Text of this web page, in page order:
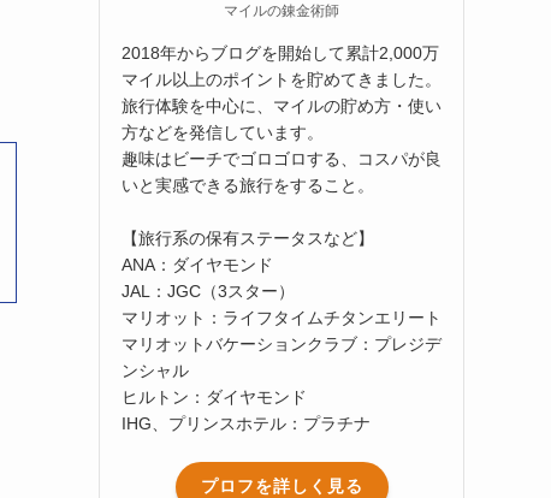
マイルの錬金術師
2018年からブログを開始して累計2,000万
マイル以上のポイントを貯めてきました。
旅行体験を中心に、マイルの貯め方・使い
方などを発信しています。
趣味はビーチでゴロゴロする、コスパが良
いと実感できる旅行をすること。
【旅行系の保有ステータスなど】
ANA：ダイヤモンド
JAL：JGC（3スター）
マリオット：ライフタイムチタンエリート
マリオットバケーションクラブ：プレジデ
ンシャル
ヒルトン：ダイヤモンド
IHG、プリンスホテル：プラチナ
プロフを詳しく見る